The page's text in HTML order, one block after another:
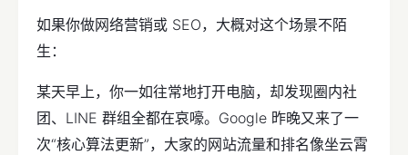
如果你做网络营销或 SEO，大概对这个场景不陌
生：
某天早上，你一如往常地打开电脑，却发现圈内社
团、LINE 群组全都在哀嚎。Google 昨晚又来了一
次“核心算法更新”，大家的网站流量和排名像坐云霄